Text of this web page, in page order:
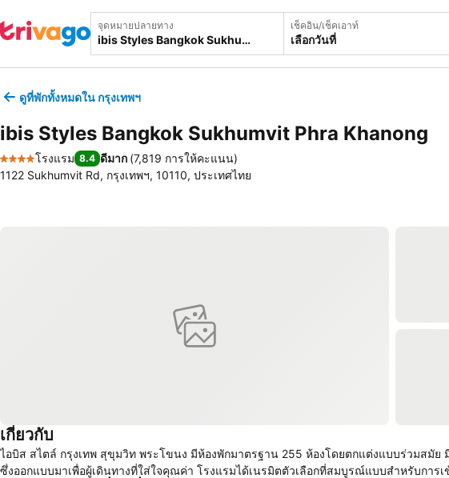
จุดหมายปลายทาง เช็คอิน/เช็คเอาท์
เลือกวันที่
ดูที่พักทั้งหมดใน กรุงเทพฯ
ibis Styles Bangkok Sukhumvit Phra Khanong
4 ดาว
โรงแรม 8.4 ดีมาก (7,819 การให้คะแนน)
1122 Sukhumvit Rd, กรุงเทพฯ, 10110, ประเทศไทย
เกี่ยวกับ
ไอบิส สไตล์ กรุงเทพ สุขุมวิท พระโขนง มีห้องพักมาตรฐาน 255 ห้องโดยตกแต่งแบบร่วมสมั
ซึ่งออกแบบมาเพื่อผู้เดินทางที่ใส่ใจคุณค่า โรงแรมได้เนรมิตตัวเลือกที่สมบูรณ์แบบสำหรับการ